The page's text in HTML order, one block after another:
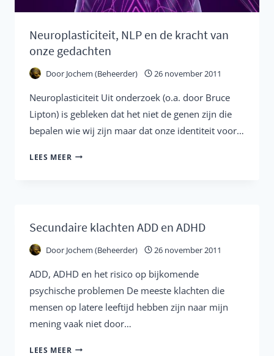
Neuroplasticiteit, NLP en de kracht van
onze gedachten
Door Jochem (Beheerder) 26 november 2011
Neuroplasticiteit Uit onderzoek (o.a. door Bruce
Lipton) is gebleken dat het niet de genen zijn die
bepalen wie wij zijn maar dat onze identiteit voor…
LEES MEER NEUROPLASTICITEIT,
KRACHT
ONZE
GEDACHTEN
Secundaire klachten ADD en ADHD
Door Jochem (Beheerder) 26 november 2011
ADD, ADHD en het risico op bijkomende
psychische problemen De meeste klachten die
mensen op latere leeftijd hebben zijn naar mijn
mening vaak niet door…
LEES MEER SECUNDAIRE